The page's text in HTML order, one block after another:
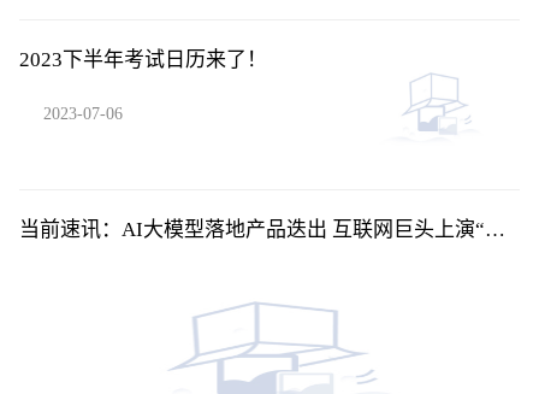
2023下半年考试日历来了！
2023-07-06
当前速讯：AI大模型落地产品迭出 互联网巨头上演“速